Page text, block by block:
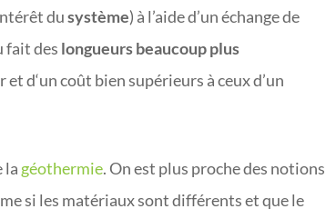
dusystème) à l’aide d’un échange de
fait des longueurs beaucoup plus
d‘un coût bien supérieurs à ceux d’un
la géothermie. On est plus proche des notions
si les matériaux sont différents et que le